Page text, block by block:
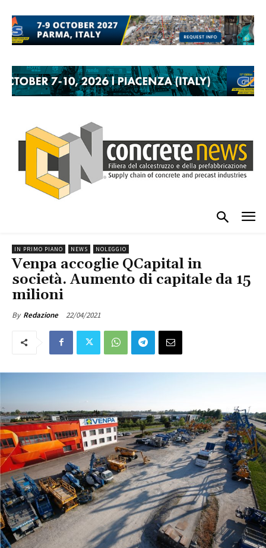
IN PRIMO PIANO NEWS NOLEGGIO
Venpa accoglie QCapital in
società. Aumento di capitale da 15
milioni
By Redazione 22/04/2021